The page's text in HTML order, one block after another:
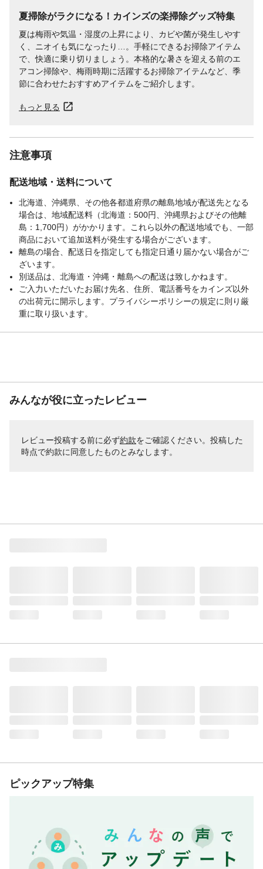
夏掃除がラクになる！カインズの楽掃除グッズ特集
夏は梅雨や気温・湿度の上昇により、カビや菌が発生しやす
く、ニオイも気になったり…。手軽にできるお掃除アイテム
で、快適に乗り切りましょう。本格的な暑さを迎える前のエ
アコン掃除や、梅雨時期に活躍するお掃除アイテムなど、季
節に合わせたおすすめアイテムをご紹介します。
もっと見る
注意事項
配送地域・送料について
北海道、沖縄県、その他各都道府県の離島地域が配送先となる
場合は、地域配送料（北海道：500円、沖縄県およびその他離
島：1,700円）がかかります。これら以外の配送地域でも、一部
商品において追加送料が発生する場合がございます。
離島の場合、配送日を指定しても指定日通り届かない場合がご
ざいます。
別送品は、北海道・沖縄・離島への配送は致しかねます。
ご入力いただいたお届け先名、住所、電話番号をカインズ以外
の出荷元に開示します。プライバシーポリシーの規定に則り厳
重に取り扱います。
みんなが役に立ったレビュー
レビュー投稿する前に必ず約款をご確認ください。投稿した
時点で約款に同意したものとみなします。
ピックアップ特集